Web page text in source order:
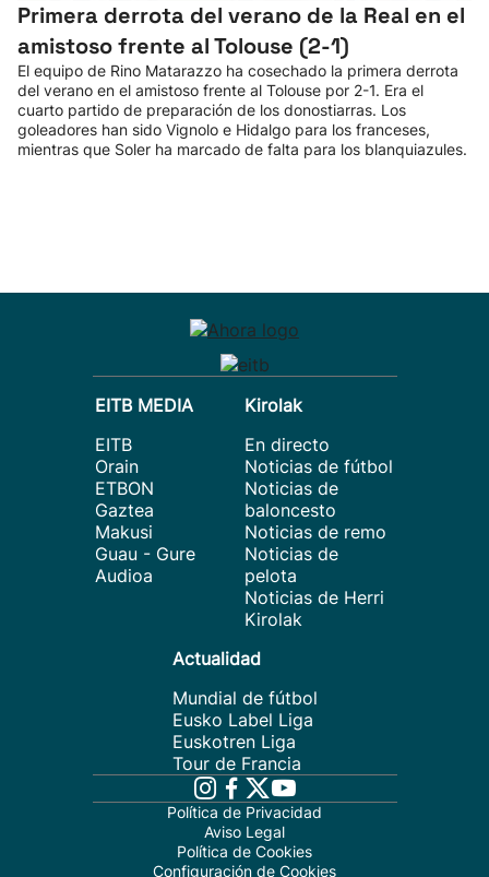
Primera derrota del verano de la Real en el
amistoso frente al Tolouse (2-1)
El equipo de Rino Matarazzo ha cosechado la primera derrota
del verano en el amistoso frente al Tolouse por 2-1. Era el
cuarto partido de preparación de los donostiarras. Los
goleadores han sido Vignolo e Hidalgo para los franceses,
mientras que Soler ha marcado de falta para los blanquiazules.
EITB MEDIA
EITB
Orain
ETBON
Gaztea
Makusi
Guau - Gure
Audioa
Kirolak
En directo
Noticias de fútbol
Noticias de
baloncesto
Noticias de remo
Noticias de
pelota
Noticias de Herri
Kirolak
Actualidad
Mundial de fútbol
Eusko Label Liga
Euskotren Liga
Tour de Francia
Política de Privacidad
Aviso Legal
Política de Cookies
Configuración de Cookies